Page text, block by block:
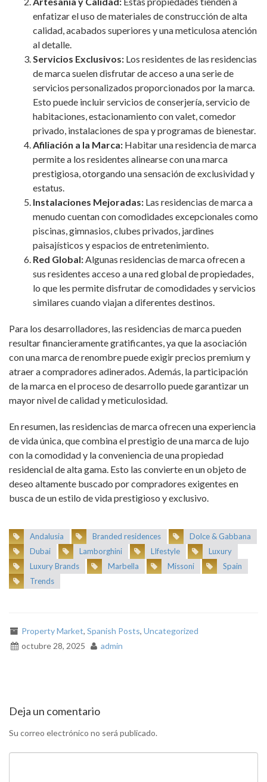
enfatizar el uso de materiales de construcción de alta
calidad, acabados superiores y una meticulosa atención
al detalle.
Servicios Exclusivos: Los residentes de las residencias
de marca suelen disfrutar de acceso a una serie de
servicios personalizados proporcionados por la marca.
Esto puede incluir servicios de conserjería, servicio de
habitaciones, estacionamiento con valet, comedor
privado, instalaciones de spa y programas de bienestar.
Afiliación a la Marca: Habitar una residencia de marca
permite a los residentes alinearse con una marca
prestigiosa, otorgando una sensación de exclusividad y
estatus.
Instalaciones Mejoradas: Las residencias de marca a
menudo cuentan con comodidades excepcionales como
piscinas, gimnasios, clubes privados, jardines
paisajísticos y espacios de entretenimiento.
Red Global:Algunas residencias de marca ofrecen a
sus residentes acceso a una red global de propiedades,
lo que les permite disfrutar de comodidades y servicios
similares cuando viajan a diferentes destinos.
Para los desarrolladores, las residencias de marca pueden
resultar financieramente gratificantes, ya que la asociación
con una marca de renombre puede exigir precios premium y
atraer a compradores adinerados. Además, la participación
de la marca en el proceso de desarrollo puede garantizar un
mayor nivel de calidad y meticulosidad.
En resumen, las residencias de marca ofrecen una experiencia
de vida única, que combina el prestigio de una marca de lujo
con la comodidad y la conveniencia de una propiedad
residencial de alta gama. Esto las convierte en un objeto de
deseo altamente buscado por compradores exigentes en
busca de un estilo de vida prestigioso y exclusivo.
Andalusia Branded residences
Dolce & Gabbana
Dubai
Lamborghini LIfestyle
Luxury
Luxury Brands
Marbella Missoni
Spain
Trends
Property Market, Spanish Posts, Uncategorized
octubre 28, 2025
admin
Deja un comentario
Su correo electrónico no será publicado.